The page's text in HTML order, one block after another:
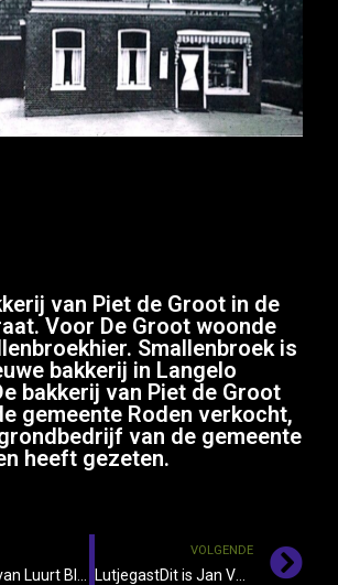
van Piet de Groot in de
Voor De Groot woonde
Smallenbroek is
bakkerij in Langelo
bakkerij van Piet de Groot
gemeente Roden verkocht,
van de gemeente
heeft gezeten.
VOLGENDE
LutjegastDit is Jan Veenstra op zijn trekker